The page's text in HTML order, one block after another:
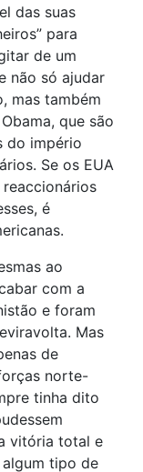
das suas
para
de um
não só ajudar
mas também
que são
do império
Se os EUA
é
ao
com a
e foram
Mas
de
norte-
tinha dito
vitória total e
tipo de